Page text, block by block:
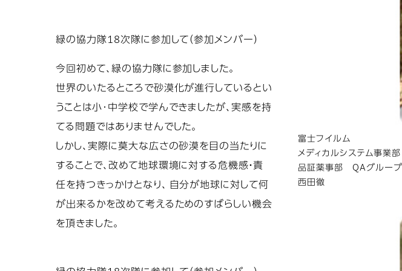
富士フイルム
メディカルシステム事業部
品証薬事部 QAグループ
西田徹
緑の協力隊18次隊に参加して（参加メンバー）
今回初めて、緑の協力隊に参加しました。
世界のいたるところで砂漠化が進行しているとい
うことは小･中学校で学んできましたが、実感を持
てる問題ではありませんでした。
しかし、実際に莫大な広さの砂漠を目の当たりに
することで、改めて地球環境に対する危機感・責
任を持つきっかけとなり、 自分が地球に対して何
が出来るかを改めて考えるためのすばらしい機会
を頂きました。